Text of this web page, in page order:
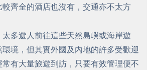
齊全的酒店也沒有，交通亦不太方
多遊人前往這些天然島嶼或海岸遊
境，但其實外國及內地的許多受歡迎
有大量旅遊到訪，只要有效管理便不